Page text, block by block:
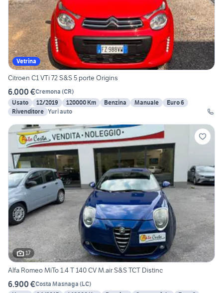
Vetrina
Citroen C1 VTi 72 S&S 5 porte Origins
6.000 €Cremona (CR)
Usato
12/2019 120000 Km Benzina Manuale
Euro 6
Rivenditore Yuri auto
17
Alfa Romeo MiTo 1.4 T 140 CV M.air S&S TCT Distinc
6.900 €Costa Masnaga (LC)